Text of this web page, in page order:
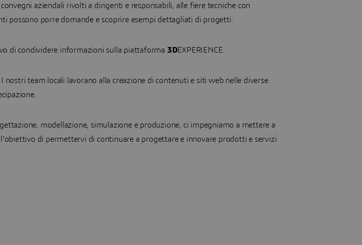
aziendali rivolti a dirigenti e responsabili, alle fiere tecniche con
possono porre domande e scoprire esempi dettagliati di progetti.
di condividere informazioni sulla piattaforma 3DEXPERIENCE.
team locali lavorano alla creazione di contenuti e siti web nelle diverse
modellazione, simulazione e produzione, ci impegniamo a mettere a
di permettervi di continuare a progettare e innovare prodotti e servizi